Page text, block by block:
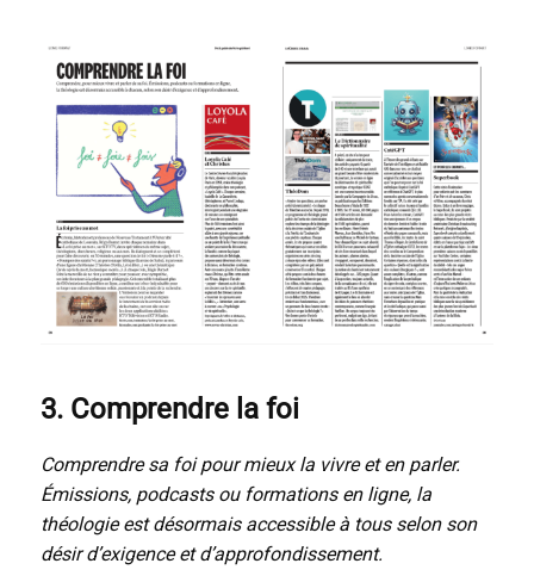
3. Comprendre la foi
Comprendre sa foi pour mieux la vivre et en parler.
Émissions, podcasts ou formations en ligne, la
théologie est désormais accessible à tous selon son
désir d’exigence et d’approfondissement.